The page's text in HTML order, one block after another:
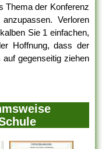
Thema der Konferenz
Verloren
Sie 1 einfachen,
Hoffnung, dass der
gegenseitig ziehen